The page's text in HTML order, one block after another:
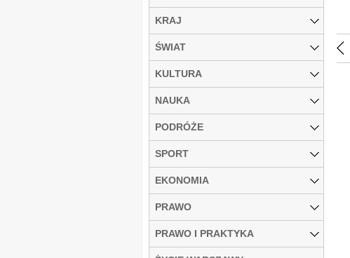
KRAJ
ŚWIAT
KULTURA
NAUKA
PODRÓŻE
SPORT
EKONOMIA
PRAWO
PRAWO I PRAKTYKA